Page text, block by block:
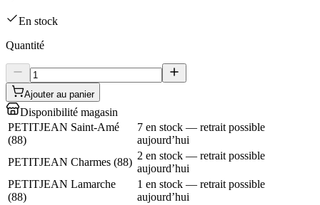
En stock
Quantité
Ajouter au panier
Disponibilité magasin
PETITJEAN Saint-Amé
(88)
7 en stock — retrait possible
aujourd’hui
PETITJEAN Charmes (88)
2 en stock — retrait possible
aujourd’hui
PETITJEAN Lamarche
(88)
1 en stock — retrait possible
aujourd’hui